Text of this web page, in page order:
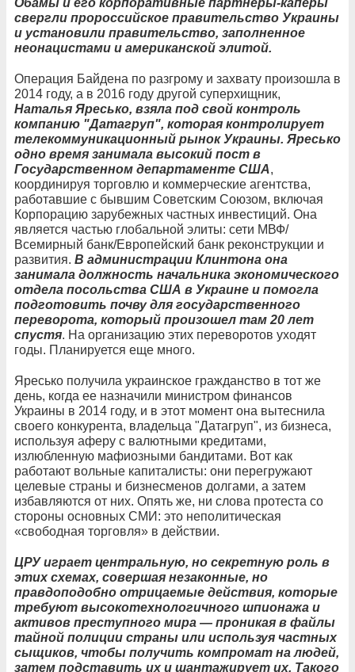
свергли пророссийское правительство Украины
и установили правительство, заполненное
неонацистами и американской элитой.
Операция Байдена по разгрому и захвату произошла в
2014 году, а в 2016 году другой суперхищник,
Наталья Яресько, взяла под свой контроль
компанию "Датагруп", которая контролирует
телекоммуникационный рынок Украины. Яресько
одно время занимала высокий пост в
Государственном департаменте США,
координируя торговлю и коммерческие агентства,
работавшие с бывшим Советским Союзом, включая
Корпорацию зарубежных частных инвестиций. Она
является частью глобальной элиты: сети МВФ/
Всемирный банк/Европейский банк реконструкции и
развития. В администрации Клинтона она
занимала должность начальника экономического
отдела посольства США в Украине и помогла
подготовить почву для государственного
переворота, который произошел там 20 лет
спустя. На организацию этих переворотов уходят
годы. Планируется еще много.
Яресько получила украинское гражданство в тот же
день, когда ее назначили министром финансов
Украины в 2014 году, и в этот момент она вытеснила
своего конкурента, владельца "Датагруп", из бизнеса,
используя аферу с валютными кредитами,
излюбленную мафиозными бандитами. Вот как
работают вольные капиталисты: они перегружают
целевые страны и бизнесменов долгами, а затем
избавляются от них. Опять же, ни слова протеста со
стороны основных СМИ: это неполитическая
«свободная торговля» в действии.
ЦРУ играет центральную, но секретную роль в
этих схемах, совершая незаконные, но
правдоподобно отрицаемые действия, которые
требуют высокотехнологичного шпионажа и
активов преступного мира — проникая в файлы
тайной полиции страны или используя частных
сыщиков, чтобы получить компромат на людей,
затем подставить их и шантажирует их. Такого